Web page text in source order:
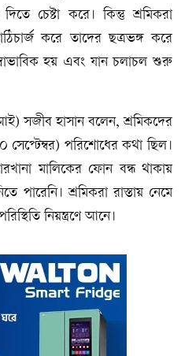
চেষ্টা করে। কিন্তু শ্রমিকরা
করে তাদের ছত্রভঙ্গ করে
হয় এবং যান চলাচল শুরু
সজীব হাসান বলেন, শ্রমিকদের
পরিশোধের কথা ছিল।
মালিকের ফোন বন্ধ থাকায়
পারেনি। শ্রমিকরা রাস্তায় নেমে
নিয়ন্ত্রণে আনে।